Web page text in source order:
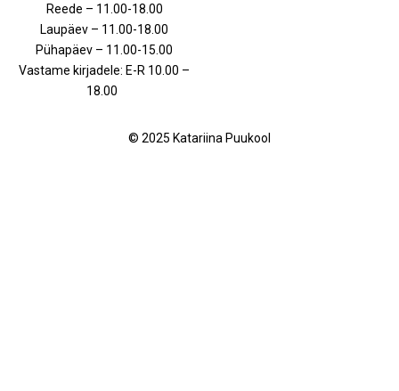
Reede – 11.00-18.00
Laupäev – 11.00-18.00
Pühapäev – 11.00-15.00
Vastame kirjadele: E-R 10.00 –
18.00
© 2025 Katariina Puukool